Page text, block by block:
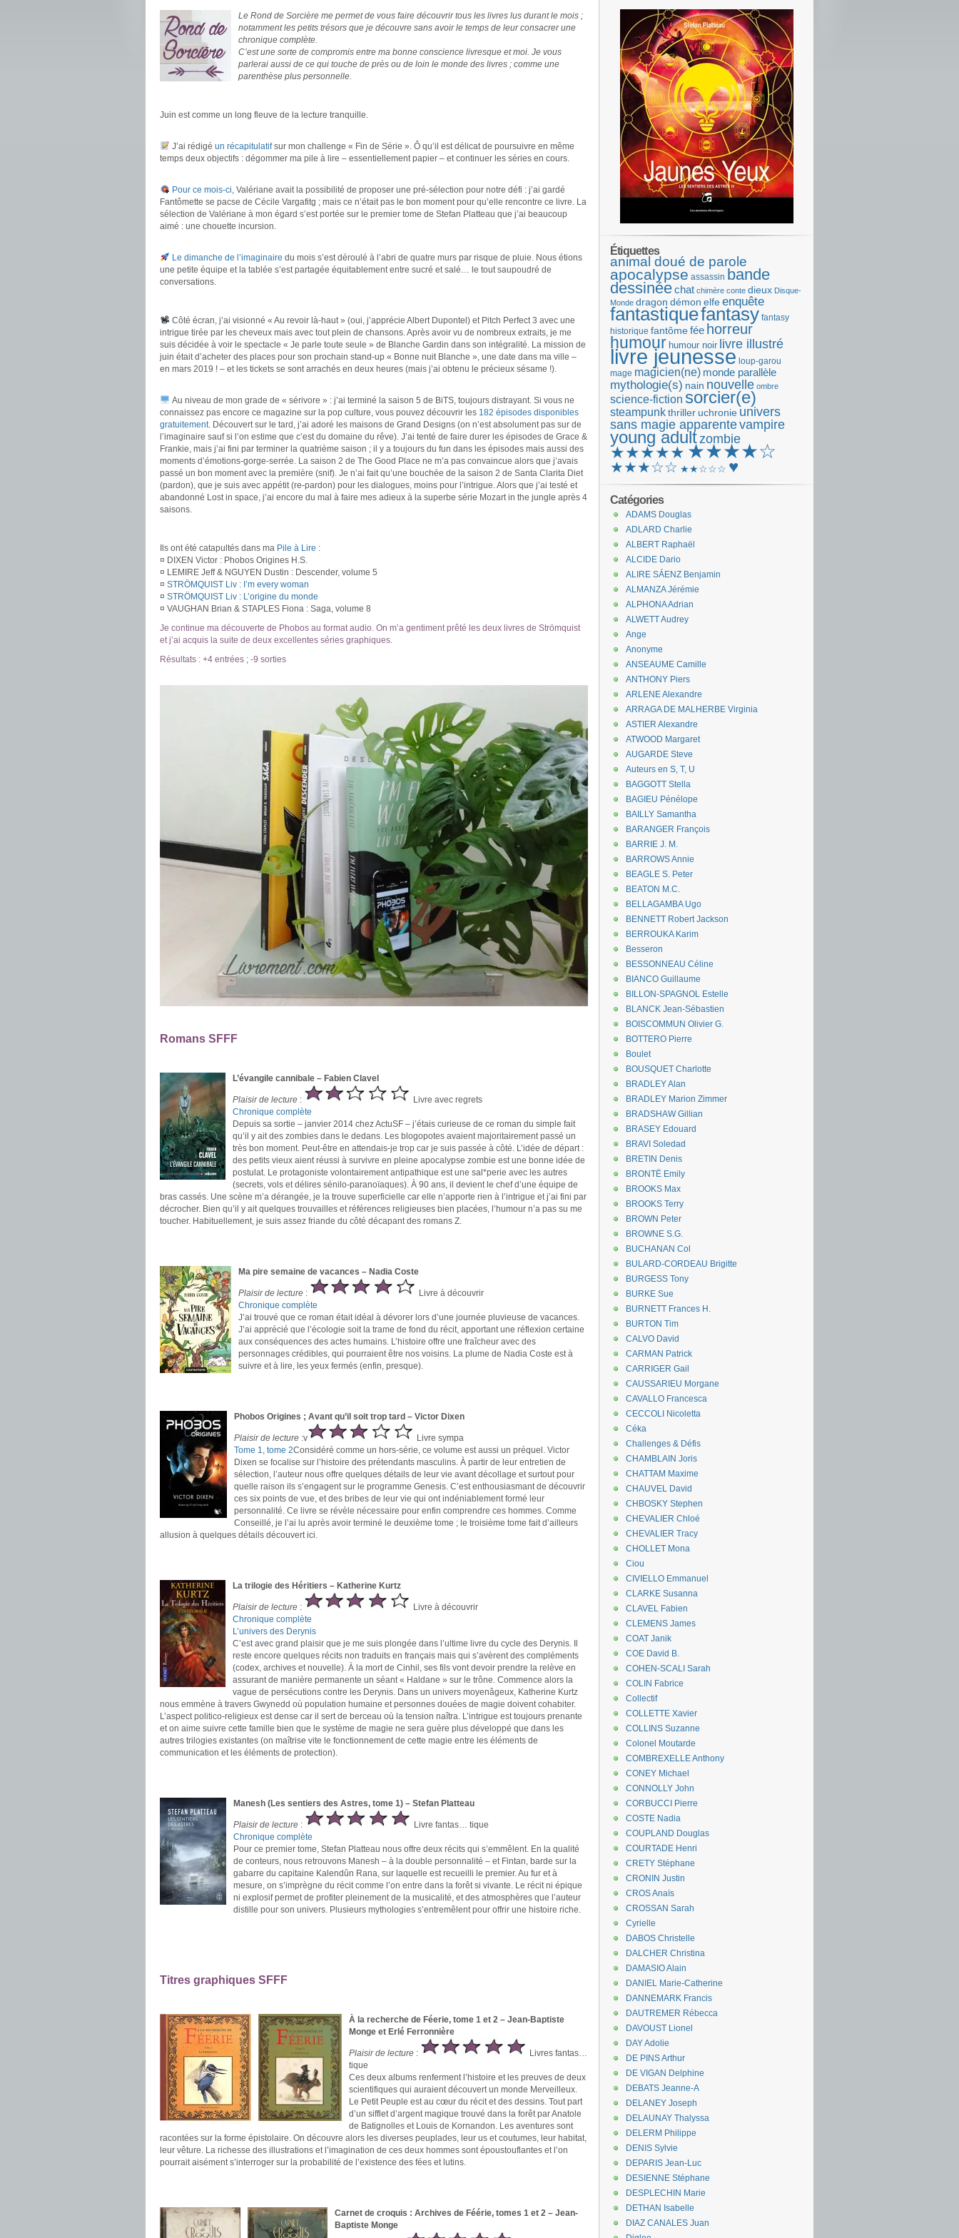
Le Rond de Sorcière me permet de vous faire découvrir tous les livres lus durant le mois ;
notamment les petits trésors que je découvre sans avoir le temps de leur consacrer une
chronique complète.
C’est une sorte de compromis entre ma bonne conscience livresque et moi. Je vous
parlerai aussi de ce qui touche de près ou de loin le monde des livres ; comme une
parenthèse plus personnelle.
Juin est comme un long fleuve de la lecture tranquille.
J’ai rédigé un récapitulatifsur mon challenge « Fin de Série ». Ô qu’il est délicat de poursuivre en même
temps deux objectifs : dégommer ma pile à lire – essentiellement papier – et continuer les séries en cours.
Pour ce mois-ci, Valériane avait la possibilité de proposer une pré-sélection pour notre défi : j’ai gardé
Fantômette se pacse de Cécile Vargafitg ; mais ce n’était pas le bon moment pour qu’elle rencontre ce livre. La
sélection de Valériane à mon égard s’est portée sur le premier tome de Stefan Platteau que j’ai beaucoup
aimé : une chouette incursion.
Le dimanche de l’imaginaire du mois s’est déroulé à l’abri de quatre murs par risque de pluie. Nous étions
une petite équipe et la tablée s’est partagée équitablement entre sucré et salé… le tout saupoudré de
conversations.
Côté écran, j’ai visionné « Au revoir là-haut » (oui, j’apprécie Albert Dupontel) et Pitch Perfect 3 avec une
intrigue tirée par les cheveux mais avec tout plein de chansons. Après avoir vu de nombreux extraits, je me
suis décidée à voir le spectacle « Je parle toute seule » de Blanche Gardin dans son intégralité. La mission de
juin était d’acheter des places pour son prochain stand-up « Bonne nuit Blanche », une date dans ma ville –
en mars 2019 ! – et les tickets se sont arrachés en deux heures (mais j’ai obtenu le précieux sésame !).
Au niveau de mon grade de « sérivore » : j’ai terminé la saison 5 de BiTS, toujours distrayant. Si vous ne
connaissez pas encore ce magazine sur la pop culture, vous pouvez découvrir les 182 épisodes disponibles
gratuitement. Découvert sur le tard, j’ai adoré les maisons de Grand Designs (on n’est absolument pas sur de
l’imaginaire sauf si l’on estime que c’est du domaine du rêve). J’ai tenté de faire durer les épisodes de Grace &
Frankie, mais j’ai fini par terminer la quatrième saison ; il y a toujours du fun dans les épisodes mais aussi des
moments d’émotions-gorge-serrée. La saison 2 de The Good Place ne m’a pas convaincue alors que j’avais
passé un bon moment avec la première (snif). Je n’ai fait qu’une bouchée de la saison 2 de Santa Clarita Diet
(pardon), que je suis avec appétit (re-pardon) pour les dialogues, moins pour l’intrigue. Alors que j’ai testé et
abandonné Lost in space, j’ai encore du mal à faire mes adieux à la superbe série Mozart in the jungle après 4
saisons.
Ils ont été catapultés dans ma Pile à Lire :
¤ DIXEN Victor : Phobos Origines H.S.
¤ LEMIRE Jeff & NGUYEN Dustin : Descender, volume 5
¤ STRÖMQUIST Liv : I’m every woman
¤ STRÖMQUIST Liv : L’origine du monde
¤ VAUGHAN Brian & STAPLES Fiona : Saga, volume 8
Je continue ma découverte de Phobos au format audio. On m’a gentiment prêté les deux livres de Strömquist
et j’ai acquis la suite de deux excellentes séries graphiques.
Résultats : +4 entrées ; -9 sorties
Romans SFFF
L’évangile cannibale – Fabien Clavel
Plaisir de lecture :
Livre avec regrets
Chronique complète
Depuis sa sortie – janvier 2014 chez ActuSF – j’étais curieuse de ce roman du simple fait
qu’il y ait des zombies dans le dedans. Les blogopotes avaient majoritairement passé un
très bon moment. Peut-être en attendais-je trop car je suis passée à côté. L’idée de départ :
des petits vieux aient réussi à survivre en pleine apocalypse zombie est une bonne idée de
postulat. Le protagoniste volontairement antipathique est une sal*perie avec les autres
(secrets, vols et délires sénilo-paranoïaques). À 90 ans, il devient le chef d’une équipe de
bras cassés. Une scène m’a dérangée, je la trouve superficielle car elle n’apporte rien à l’intrigue et j’ai fini par
décrocher. Bien qu’il y ait quelques trouvailles et références religieuses bien placées, l’humour n’a pas su me
toucher. Habituellement, je suis assez friande du côté décapant des romans Z.
Ma pire semaine de vacances – Nadia Coste
Plaisir de lecture :
Livre à découvrir
Chronique complète
J’ai trouvé que ce roman était idéal à dévorer lors d’une journée pluvieuse de vacances.
J’ai apprécié que l’écologie soit la trame de fond du récit, apportant une réflexion certaine
aux conséquences des actes humains. L’histoire offre une fraîcheur avec des
personnages crédibles, qui pourraient être nos voisins. La plume de Nadia Coste est à
suivre et à lire, les yeux fermés (enfin, presque).
Phobos Origines ; Avant qu’il soit trop tard – Victor Dixen
Plaisir de lecture :v
Livre sympa
Tome 1, tome 2Considéré comme un hors-série, ce volume est aussi un préquel. Victor
Dixen se focalise sur l’histoire des prétendants masculins. À partir de leur entretien de
sélection, l’auteur nous offre quelques détails de leur vie avant décollage et surtout pour
quelle raison ils s’engagent sur le programme Genesis. C’est enthousiasmant de découvrir
ces six points de vue, et des bribes de leur vie qui ont indéniablement formé leur
personnalité. Ce livre se révèle nécessaire pour enfin comprendre ces hommes. Comme
Conseillé, je l’ai lu après avoir terminé le deuxième tome ; le troisième tome fait d’ailleurs
allusion à quelques détails découvert ici.
La trilogie des Héritiers – Katherine Kurtz
Plaisir de lecture :
Livre à découvrir
Chronique complète
L’univers des Derynis
C’est avec grand plaisir que je me suis plongée dans l’ultime livre du cycle des Derynis. Il
reste encore quelques récits non traduits en français mais qui s’avèrent des compléments
(codex, archives et nouvelle). À la mort de Cinhil, ses fils vont devoir prendre la relève en
assurant de manière permanente un séant « Haldane » sur le trône. Commence alors la
vague de persécutions contre les Derynis. Dans un univers moyenâgeux, Katherine Kurtz
nous emmène à travers Gwynedd où population humaine et personnes douées de magie doivent cohabiter.
L’aspect politico-religieux est dense car il sert de berceau où la tension naîtra. L’intrigue est toujours prenante
et on aime suivre cette famille bien que le système de magie ne sera guère plus développé que dans les
autres trilogies existantes (on maîtrise vite le fonctionnement de cette magie entre les éléments de
communication et les éléments de protection).
Manesh (Les sentiers des Astres, tome 1) – Stefan Platteau
Plaisir de lecture :
Livre fantas… tique
Chronique complète
Pour ce premier tome, Stefan Platteau nous offre deux récits qui s’emmêlent. En la qualité
de conteurs, nous retrouvons Manesh – à la double personnalité – et Fintan, barde sur la
gabarre du capitaine Kalendûn Rana, sur laquelle est recueilli le premier. Au fur et à
mesure, on s’imprègne du récit comme l’on entre dans la forêt si vivante. Le récit ni épique
ni explosif permet de profiter pleinement de la musicalité, et des atmosphères que l’auteur
distille pour son univers. Plusieurs mythologies s’entremêlent pour offrir une histoire riche.
Titres graphiques SFFF
À la recherche de Féerie, tome 1 et 2 – Jean-Baptiste
Monge et Erlé Ferronnière
Plaisir de lecture :
Livres fantas…
tique
Ces deux albums renferment l’histoire et les preuves de deux
scientifiques qui auraient découvert un monde Merveilleux.
Le Petit Peuple est au cœur du récit et des dessins. Tout part
d’un sifflet d’argent magique trouvé dans la forêt par Anatole
de Batignolles et Louis de Kornandon. Les aventures sont
racontées sur la forme épistolaire. On découvre alors les diverses peuplades, leur us et coutumes, leur habitat,
leur vêture. La richesse des illustrations et l’imagination de ces deux hommes sont époustouflantes et l’on
pourrait aisément s’interroger sur la probabilité de l’existence des fées et lutins.
Carnet de croquis : Archives de Féérie, tomes 1 et 2 – Jean-
Baptiste Monge
Étiquettes
animal doué de parole
apocalypse assassin bande
dessinéechat chimère conte dieux Disque-
Monde dragon démon elfeenquête
fantastiquefantasy fantasy
historique fantômefée horreur
humour humour noir livre illustré
livre jeunesse loup-garou
mage magicien(ne) monde parallèle
mythologie(s) nain nouvelle ombre
science-fiction sorcier(e)
steampunkthriller uchronie univers
sans magie apparentevampire
young adultzombie
★★★★★ ★★★★☆
★★★☆☆ ★★☆☆☆ ♥
Catégories
ADAMS Douglas
ADLARD Charlie
ALBERT Raphaël
ALCIDE Dario
ALIRE SÁENZ Benjamin
ALMANZA Jérémie
ALPHONA Adrian
ALWETT Audrey
Ange
Anonyme
ANSEAUME Camille
ANTHONY Piers
ARLENE Alexandre
ARRAGA DE MALHERBE Virginia
ASTIER Alexandre
ATWOOD Margaret
AUGARDE Steve
Auteurs en S, T, U
BAGGOTT Stella
BAGIEU Pénélope
BAILLY Samantha
BARANGER François
BARRIE J. M.
BARROWS Annie
BEAGLE S. Peter
BEATON M.C.
BELLAGAMBA Ugo
BENNETT Robert Jackson
BERROUKA Karim
Besseron
BESSONNEAU Céline
BIANCO Guillaume
BILLON-SPAGNOL Estelle
BLANCK Jean-Sébastien
BOISCOMMUN Olivier G.
BOTTERO Pierre
Boulet
BOUSQUET Charlotte
BRADLEY Alan
BRADLEY Marion Zimmer
BRADSHAW Gillian
BRASEY Edouard
BRAVI Soledad
BRETIN Denis
BRONTË Emily
BROOKS Max
BROOKS Terry
BROWN Peter
BROWNE S.G.
BUCHANAN Col
BULARD-CORDEAU Brigitte
BURGESS Tony
BURKE Sue
BURNETT Frances H.
BURTON Tim
CALVO David
CARMAN Patrick
CARRIGER Gail
CAUSSARIEU Morgane
CAVALLO Francesca
CECCOLI Nicoletta
Céka
Challenges & Défis
CHAMBLAIN Joris
CHATTAM Maxime
CHAUVEL David
CHBOSKY Stephen
CHEVALIER Chloé
CHEVALIER Tracy
CHOLLET Mona
Ciou
CIVIELLO Emmanuel
CLARKE Susanna
CLAVEL Fabien
CLEMENS James
COAT Janik
COE David B.
COHEN-SCALI Sarah
COLIN Fabrice
Collectif
COLLETTE Xavier
COLLINS Suzanne
Colonel Moutarde
COMBREXELLE Anthony
CONEY Michael
CONNOLLY John
CORBUCCI Pierre
COSTE Nadia
COUPLAND Douglas
COURTADE Henri
CRETY Stéphane
CRONIN Justin
CROS Anaïs
CROSSAN Sarah
Cyrielle
DABOS Christelle
DALCHER Christina
DAMASIO Alain
DANIEL Marie-Catherine
DANNEMARK Francis
DAUTREMER Rébecca
DAVOUST Lionel
DAY Adolie
DE PINS Arthur
DE VIGAN Delphine
DEBATS Jeanne-A
DELANEY Joseph
DELAUNAY Thalyssa
DELERM Philippe
DENIS Sylvie
DEPARIS Jean-Luc
DESIENNE Stéphane
DESPLECHIN Marie
DETHAN Isabelle
DIAZ CANALES Juan